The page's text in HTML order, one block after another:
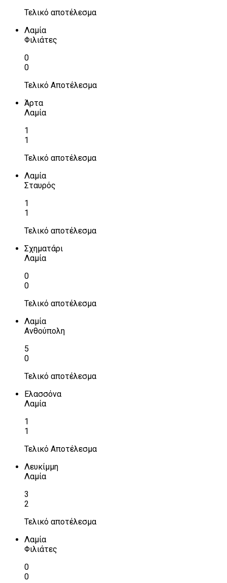
Τελικό αποτέλεσμα
Λαμία
Φιλιάτες
0
0
Τελικό Αποτέλεσμα
Άρτα
Λαμία
1
1
Τελικό αποτέλεσμα
Λαμία
Σταυρός
1
1
Τελικό αποτέλεσμα
Σχηματάρι
Λαμία
0
0
Τελικό αποτέλεσμα
Λαμία
Ανθούπολη
5
0
Τελικό αποτέλεσμα
Ελασσόνα
Λαμία
1
1
Τελικό Αποτέλεσμα
Λευκίμμη
Λαμία
3
2
Τελικό αποτέλεσμα
Λαμία
Φιλιάτες
0
0